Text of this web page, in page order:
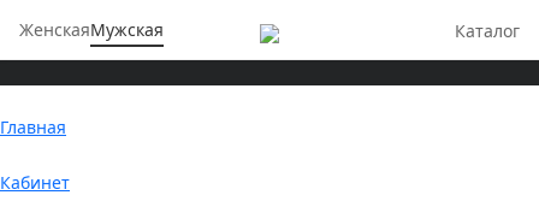
ЖенскаяМужская Каталог
Главная
Кабинет